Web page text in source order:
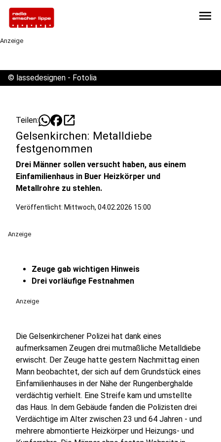
menu
Anzeige
© lassedesignen - Fotolia
Teilen: open_in_new
Gelsenkirchen: Metalldiebe
festgenommen
Drei Männer sollen versucht haben, aus einem
Einfamilienhaus in Buer Heizkörper und
Metallrohre zu stehlen.
Veröffentlicht: Mittwoch, 04.02.2026 15:00
Anzeige
Zeuge gab wichtigen Hinweis
Drei vorläufige Festnahmen
Anzeige
Die Gelsenkirchener Polizei hat dank eines
aufmerksamen Zeugen drei mutmaßliche Metalldiebe
erwischt. Der Zeuge hatte gestern Nachmittag einen
Mann beobachtet, der sich auf dem Grundstück eines
Einfamilienhauses in der Nähe der Rungenberghalde
verdächtig verhielt. Eine Streife kam und umstellte
das Haus. In dem Gebäude fanden die Polizisten drei
Verdächtige im Alter zwischen 23 und 64 Jahren - und
mehrere abmontierte Heizkörper und Heizungs- und